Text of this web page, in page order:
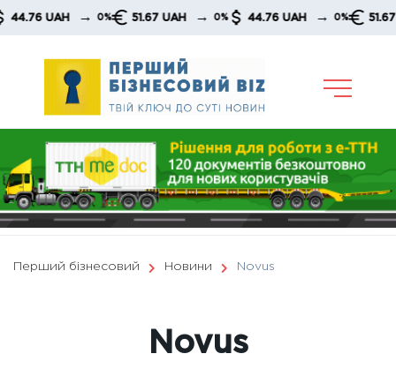
Skip
UAH → 0% 51.67 UAH → 0% 44.76 UAH → 0% 51.67 UAH
Перший бізнесовий Новини Novus
Novus